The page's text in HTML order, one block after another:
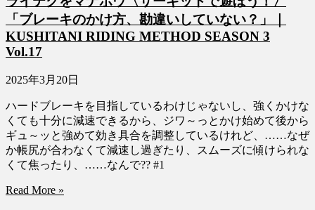
「ブレーキのかけ方、勘違いしていない？」｜
KUSHITANI RIDING METHOD SEASON 3
Vol.17
2025年3月20日
ハードブレーキを目指しているわけじゃないし、強くかけな
くても十分に減速できるから、ジワ～っとかけ始めて後から
ギュ～ッと強めて効き具合を調整しているけれど、……なぜ
か帳尻が合わなくて減速し過ぎたり、スムーズに傾けられな
くて焦ったり、……なんで?? #1
Read More »